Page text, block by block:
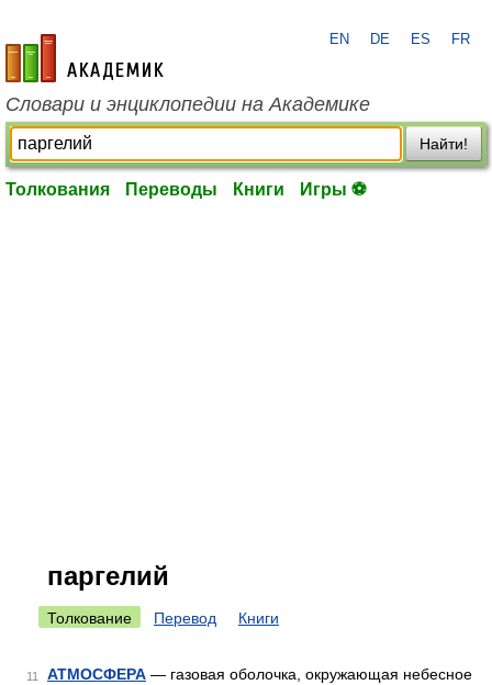
academic.ru
EN DE ES FR
Словари и энциклопедии на Академике
Найти!
Толкования Переводы Книги Игры ⚽
паргелий
Толкование Перевод Книги
11 АТМОСФЕРА — газовая оболочка, окружающая небесное